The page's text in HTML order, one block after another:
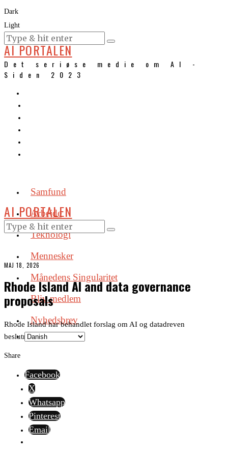
Dark
Light
KURSER
AI PORTALEN
Det seriøse medie om AI -
Siden 2023
Samfund
Arbejde
Teknologi
Mennesker
Månedens Singularitet
Bliv medlem
Nyhedsbrev
AI PORTALEN
MAJ 18, 2026
Rhode Island AI and data governance
proposals
Rhode Island har behandlet forslag om AI og datadreven
beslutningstagning.
Share
Facebook
X
Whatsapp
Pinterest
Email